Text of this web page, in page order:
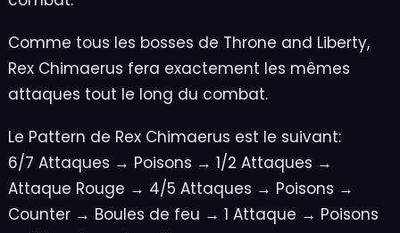
Comme tous les bosses de Throne and Liberty,
Rex Chimaerus fera exactement les mêmes
attaques tout le long du combat.
Le Pattern de Rex Chimaerus est le suivant:
6/7 Attaques → Poisons → 1/2 Attaques →
Attaque Rouge → 4/5 Attaques → Poisons →
Counter → Boules de feu → 1 Attaque → Poisons